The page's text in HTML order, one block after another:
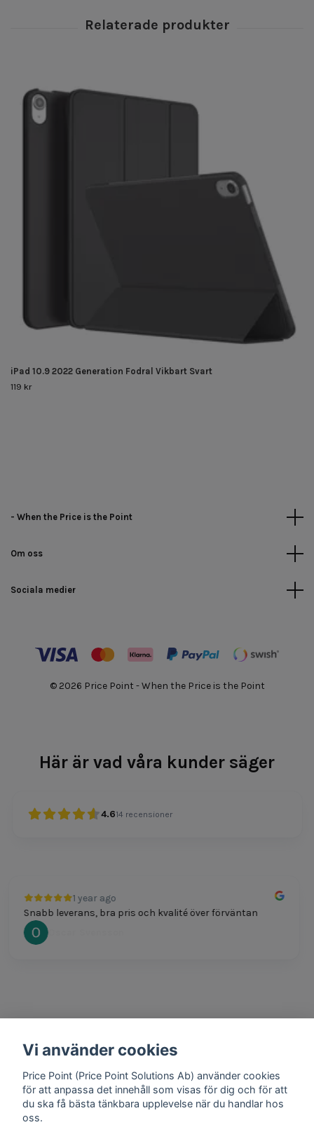
iPad 10.9 2022 Generation Fodral Vikbart Svart
119 kr
- When the Price is the Point
Om oss
Sociala medier
© 2026 Price Point - When the Price is the Point
Här är vad våra kunder säger
4.614 recensioner
1 year ago
Snabb leverans, bra pris och kvalité över förväntan
Oscar Svensson
1 year ago
Mathias Johansson
Vi använder cookies
Price Point (Price Point Solutions Ab) använder cookies
för att anpassa det innehåll som visas för dig och för att
du ska få bästa tänkbara upplevelse när du handlar hos
oss.